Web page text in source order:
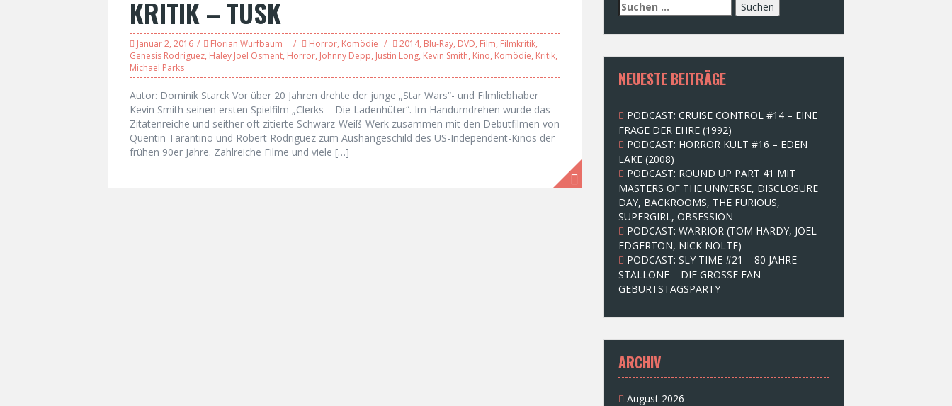
KRITIK – TUSK
Januar 2, 2016 Florian Wurfbaum Horror, Komödie 2014, Blu-Ray, DVD, Film, Filmkritik,
Genesis Rodriguez, Haley Joel Osment, Horror, Johnny Depp, Justin Long, Kevin Smith, Kino, Komödie, Kritik,
Michael Parks
Autor: Dominik Starck Vor über 20 Jahren drehte der junge „Star Wars“- und Filmliebhaber
Kevin Smith seinen ersten Spielfilm „Clerks – Die Ladenhüter“. Im Handumdrehen wurde das
Zitatenreiche und seither oft zitierte Schwarz-Weiß-Werk zusammen mit den Debütfilmen von
Quentin Tarantino und Robert Rodriguez zum Aushängeschild des US-Independent-Kinos der
frühen 90er Jahre. Zahlreiche Filme und viele […]
S
u
c
e
n
n
c
h
:
NEUESTE BEITRÄGE
PODCAST: CRUISE CONTROL #14 – EINE
FRAGE DER EHRE (1992)
PODCAST: HORROR KULT #16 – EDEN
LAKE (2008)
PODCAST: ROUND UP PART 41 MIT
MASTERS OF THE UNIVERSE, DISCLOSURE
DAY, BACKROOMS, THE FURIOUS,
SUPERGIRL, OBSESSION
PODCAST: WARRIOR (TOM HARDY, JOEL
EDGERTON, NICK NOLTE)
PODCAST: SLY TIME #21 – 80 JAHRE
STALLONE – DIE GROSSE FAN-
GEBURTSTAGSPARTY
ARCHIV
August 2026